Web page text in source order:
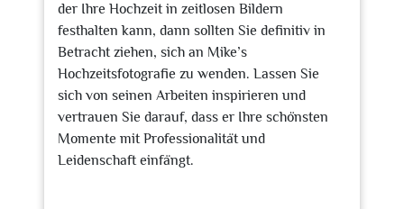
der Ihre Hochzeit in zeitlosen Bildern
festhalten kann, dann sollten Sie definitiv in
Betracht ziehen, sich an Mike’s
Hochzeitsfotografie zu wenden. Lassen Sie
sich von seinen Arbeiten inspirieren und
vertrauen Sie darauf, dass er Ihre schönsten
Momente mit Professionalität und
Leidenschaft einfängt.